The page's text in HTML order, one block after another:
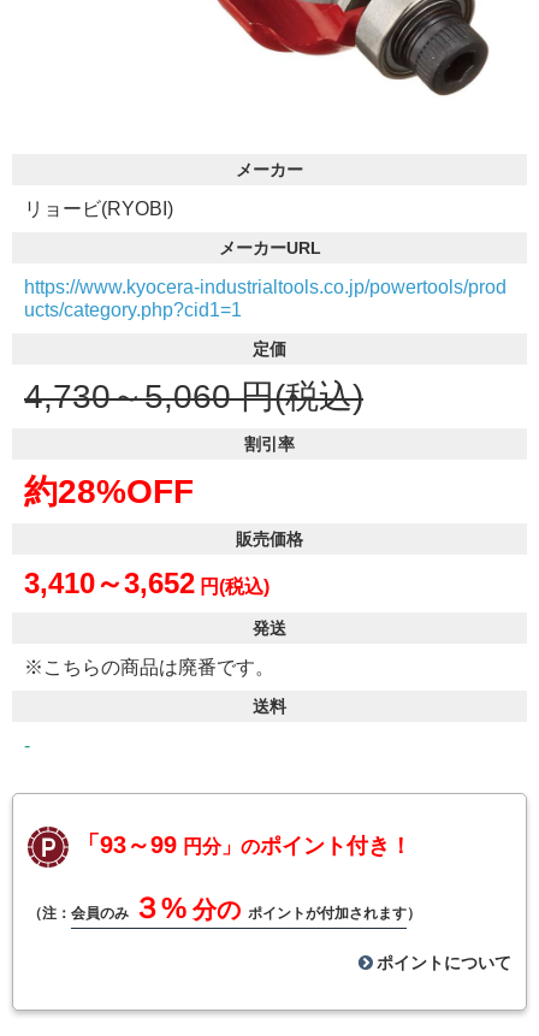
メーカー
リョービ(RYOBI)
メーカーURL
https://www.kyocera-industrialtools.co.jp/powertools/prod
ucts/category.php?cid1=1
定価
4,730～5,060 円(税込)
割引率
約28%OFF
販売価格
3,410～3,652 円(税込)
発送
※こちらの商品は廃番です。
送料
-
「93～99 円分」のポイント付き！
（注： 会員のみ ３% 分の ポイントが付加されます）
ポイントについて